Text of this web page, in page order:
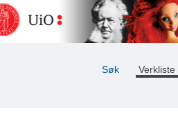
Søk Verkliste